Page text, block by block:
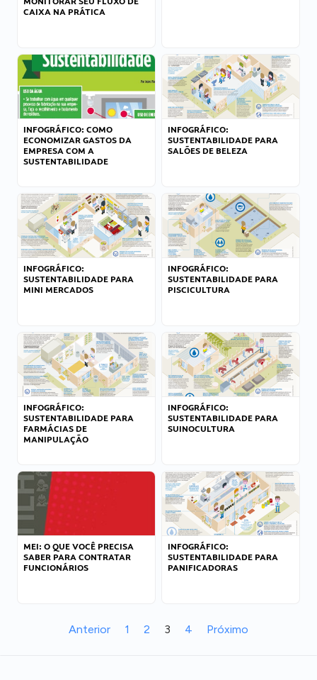
CAIXA NA PRÁTICA
INFOGRÁFICO: COMO
ECONOMIZAR GASTOS DA
EMPRESA COM A
SUSTENTABILIDADE
INFOGRÁFICO:
SUSTENTABILIDADE PARA
SALÕES DE BELEZA
INFOGRÁFICO:
SUSTENTABILIDADE PARA
MINI MERCADOS
INFOGRÁFICO:
SUSTENTABILIDADE PARA
PISCICULTURA
INFOGRÁFICO:
SUSTENTABILIDADE PARA
FARMÁCIAS DE
MANIPULAÇÃO
INFOGRÁFICO:
SUSTENTABILIDADE PARA
SUINOCULTURA
MEI: O QUE VOCÊ PRECISA
SABER PARA CONTRATAR
FUNCIONÁRIOS
INFOGRÁFICO:
SUSTENTABILIDADE PARA
PANIFICADORAS
Anterior 1 2 3 4 Próximo